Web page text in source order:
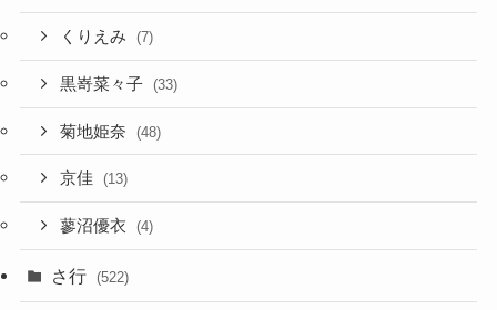
くりえみ (7)
黒嵜菜々子 (33)
菊地姫奈 (48)
京佳 (13)
蓼沼優衣 (4)
さ行 (522)